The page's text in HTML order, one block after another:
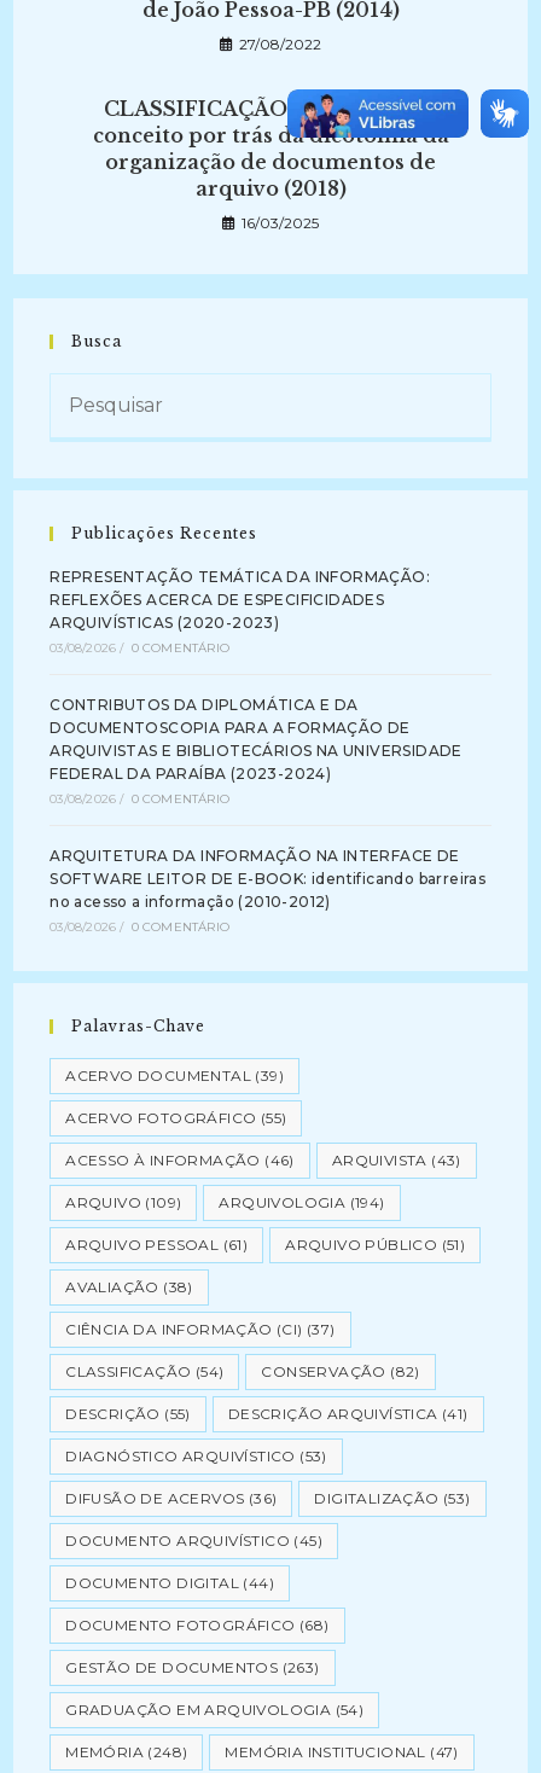
de João Pessoa-PB (2014)
27/08/2022
CLASSIFICAÇÃO E ARRANJO: o
conceito por trás da dicotomia da
organização de documentos de
arquivo (2018)
16/03/2025
Busca
Publicações Recentes
REPRESENTAÇÃO TEMÁTICA DA INFORMAÇÃO:
REFLEXÕES ACERCA DE ESPECIFICIDADES
ARQUIVÍSTICAS (2020-2023)
03/08/2026 / 0 COMENTÁRIO
CONTRIBUTOS DA DIPLOMÁTICA E DA
DOCUMENTOSCOPIA PARA A FORMAÇÃO DE
ARQUIVISTAS E BIBLIOTECÁRIOS NA UNIVERSIDADE
FEDERAL DA PARAÍBA (2023-2024)
03/08/2026 / 0 COMENTÁRIO
ARQUITETURA DA INFORMAÇÃO NA INTERFACE DE
SOFTWARE LEITOR DE E-BOOK: identificando barreiras
no acesso a informação (2010-2012)
03/08/2026 / 0 COMENTÁRIO
Palavras-Chave
ACERVO DOCUMENTAL (39)
ACERVO FOTOGRÁFICO (55)
ACESSO À INFORMAÇÃO (46) ARQUIVISTA (43)
ARQUIVO (109) ARQUIVOLOGIA (194)
ARQUIVO PESSOAL (61) ARQUIVO PÚBLICO (51)
AVALIAÇÃO (38)
CIÊNCIA DA INFORMAÇÃO (CI) (37)
CLASSIFICAÇÃO (54) CONSERVAÇÃO (82)
DESCRIÇÃO (55) DESCRIÇÃO ARQUIVÍSTICA (41)
DIAGNÓSTICO ARQUIVÍSTICO (53)
DIFUSÃO DE ACERVOS (36) DIGITALIZAÇÃO (53)
DOCUMENTO ARQUIVÍSTICO (45)
DOCUMENTO DIGITAL (44)
DOCUMENTO FOTOGRÁFICO (68)
GESTÃO DE DOCUMENTOS (263)
GRADUAÇÃO EM ARQUIVOLOGIA (54)
MEMÓRIA (248) MEMÓRIA INSTITUCIONAL (47)